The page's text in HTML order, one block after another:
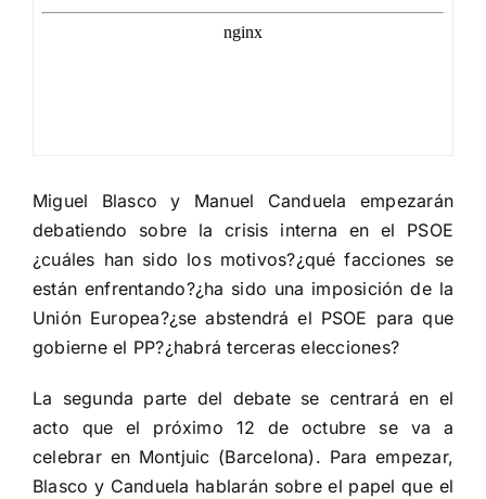
Miguel Blasco y Manuel Canduela empezarán
debatiendo sobre la crisis interna en el PSOE
¿cuáles han sido los motivos?¿qué facciones se
están enfrentando?¿ha sido una imposición de la
Unión Europea?¿se abstendrá el PSOE para que
gobierne el PP?¿habrá terceras elecciones?
La segunda parte del debate se centrará en el
acto que el próximo 12 de octubre se va a
celebrar en Montjuic (Barcelona). Para empezar,
Blasco y Canduela hablarán sobre el papel que el